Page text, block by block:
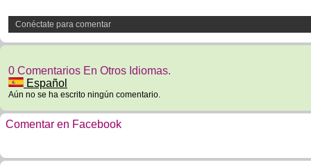
Conéctate para comentar
0 Comentarios En Otros Idiomas.
Español
Aún no se ha escrito ningún comentario.
Comentar en Facebook